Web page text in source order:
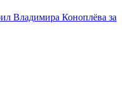
Владимира Коноплёва за